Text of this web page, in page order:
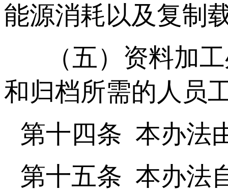
能源消耗以及复制
（五）资料加工
和归档所需的人员
第十四条 本办法
第十五条 本办法